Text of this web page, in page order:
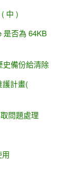
中 )
是否為 64KB
史備份給清除
護計畫(
問題處理